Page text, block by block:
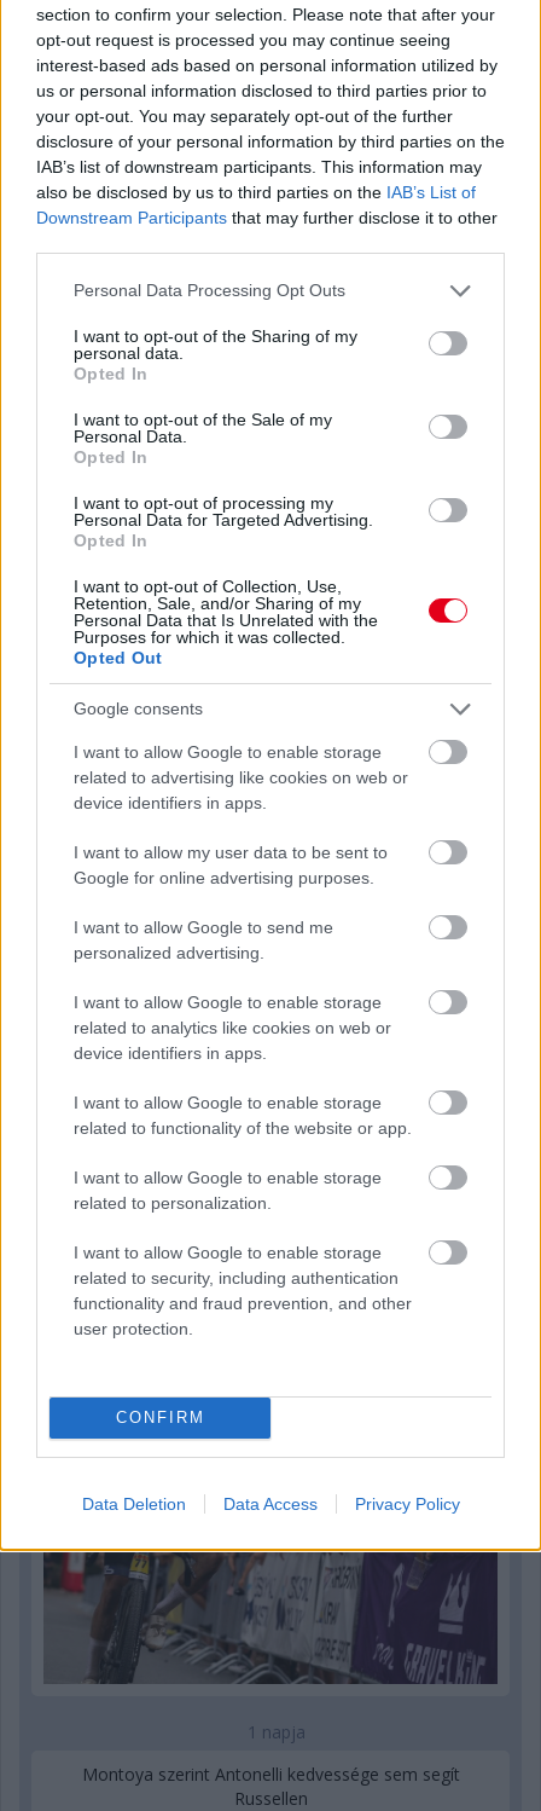
section to confirm your selection. Please note that after your
opt-out request is processed you may continue seeing
interest-based ads based on personal information utilized by
us or personal information disclosed to third parties prior to
your opt-out. You may separately opt-out of the further
disclosure of your personal information by third parties on the
IAB’s list of downstream participants. This information may
also be disclosed by us to third parties on the IAB’s List of
Downstream Participants that may further disclose it to other
Please note that this website/app uses one or more Google
not limited to your visit or usage behaviour. You may click to
grant or deny consent to Google and its third-party tags to
use your data for below specified purposes in below Google
consent section.
Personal Data Processing Opt Outs
I want to opt-out of the Sharing of my
personal data.
Opted In
I want to opt-out of the Sale of my
Personal Data.
Opted In
I want to opt-out of processing my
Personal Data for Targeted Advertising.
Opted In
I want to opt-out of Collection, Use,
Retention, Sale, and/or Sharing of my
Personal Data that Is Unrelated with the
Purposes for which it was collected.
Opted Out
Google consents
I want to allow Google to enable storage
related to advertising like cookies on web or
device identifiers in apps.
I want to allow my user data to be sent to
Google for online advertising purposes.
I want to allow Google to send me
personalized advertising.
I want to allow Google to enable storage
related to analytics like cookies on web or
device identifiers in apps.
I want to allow Google to enable storage
related to functionality of the website or app.
I want to allow Google to enable storage
related to personalization.
I want to allow Google to enable storage
related to security, including authentication
functionality and fraud prevention, and other
user protection.
CONFIRM
Data Deletion Data Access Privacy Policy
14 órája
Sajtó: Az Aston Martintól érkezik Lambiase utódja a Red
18 órája
második negyedévben
21 órája
Kerékpáros világbajnokságra kvalifikálta magát Bottas az
F1-es nyári szünetben
1 napja
Montoya szerint Antonelli kedvessége sem segít
Russellen